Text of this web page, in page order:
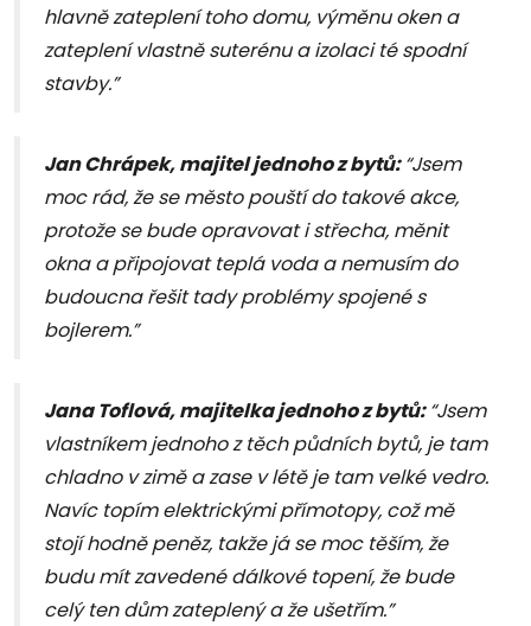
hlavně zateplení toho domu, výměnu oken a
zateplení vlastně suterénu a izolaci té spodní
stavby.”
Jan Chrápek, majitel jednoho z bytů:“Jsem
moc rád, že se město pouští do takové akce,
protože se bude opravovat i střecha, měnit
okna a připojovat teplá voda a nemusím do
budoucna řešit tady problémy spojené s
bojlerem.”
Jana Toflová, majitelka jednoho z bytů:“Jsem
vlastníkem jednoho z těch půdních bytů, je tam
chladno v zimě a zase v létě je tam velké vedro.
Navíc topím elektrickými přímotopy, což mě
stojí hodně peněz, takže já se moc těším, že
budu mít zavedené dálkové topení, že bude
celý ten dům zateplený a že ušetřím.”